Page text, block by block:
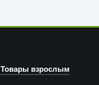
Товары взрослым